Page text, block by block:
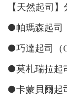
【天然起司
●帕瑪森起司
●巧達起司（
●莫札瑞拉起
●卡蒙貝爾起